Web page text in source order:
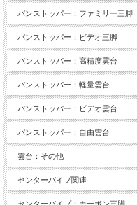
パンストッパー：ファミリー三脚
パンストッパー：ビデオ三脚
パンストッパー：高精度雲台
パンストッパー：軽量雲台
パンストッパー：ビデオ雲台
パンストッパー：自由雲台
雲台：その他
センターパイプ関連